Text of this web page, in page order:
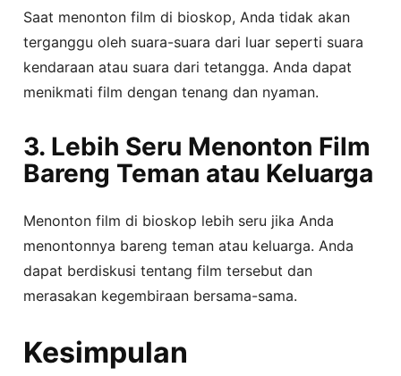
Saat menonton film di bioskop, Anda tidak akan
terganggu oleh suara-suara dari luar seperti suara
kendaraan atau suara dari tetangga. Anda dapat
menikmati film dengan tenang dan nyaman.
3. Lebih Seru Menonton Film
Bareng Teman atau Keluarga
Menonton film di bioskop lebih seru jika Anda
menontonnya bareng teman atau keluarga. Anda
dapat berdiskusi tentang film tersebut dan
merasakan kegembiraan bersama-sama.
Kesimpulan